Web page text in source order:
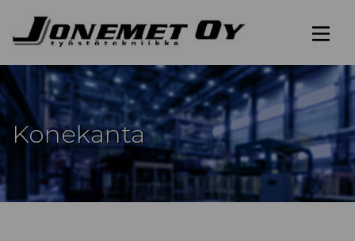
sisältöön
Jonemet
Työstötekniikka
Oy
Konekanta